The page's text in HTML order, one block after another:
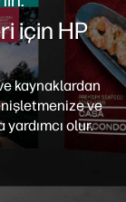
için HP
kaynaklardan
ve
olur.